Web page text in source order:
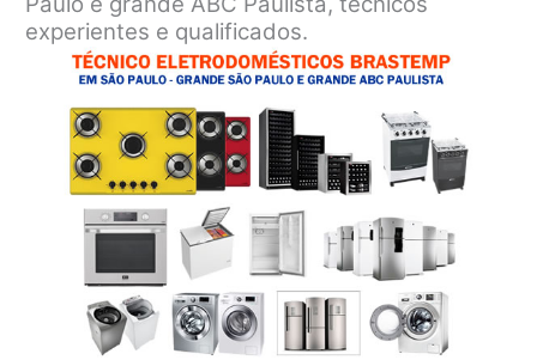
experientes e qualificados.